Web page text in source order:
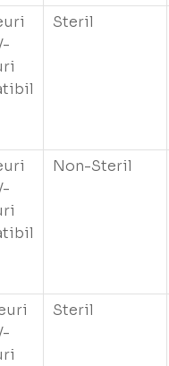
Steril
Non-Steril
Steril